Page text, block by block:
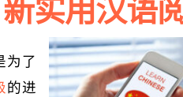
为了
的进